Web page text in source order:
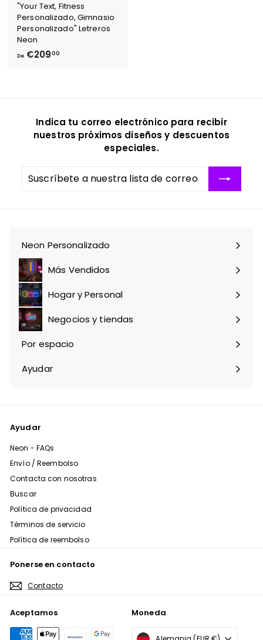
"Your Text, Fitness
Personalizado, Gimnasio
Personalizado" Letreros
Neon
De €20900
9
,
Indica tu correo electrónico para recibir
nuestros próximos diseños y descuentos
especiales.
Suscríbete
lista
Suscribir
Neon Personalizado
Más Vendidos
Hogar y Personal
Expandir
menú Negocios y tiendas
Expandir
Por espacio
Expandir
menú
Ayudar
Expandir
Ayudar
Neon - FAQs
Envío / Reembolso
Contacta con nosotras
Buscar
Política de privacidad
Términos de servicio
Política de reembolso
Ponerse en contacto
Contacto
Aceptamos Moneda